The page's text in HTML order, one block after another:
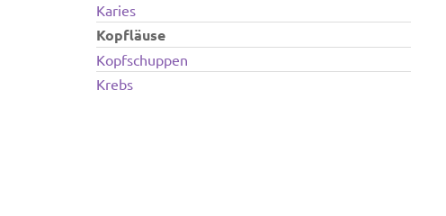
Karies
Kopfläuse
Kopfschuppen
Krebs